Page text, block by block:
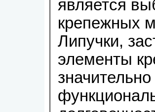
является
крепежных
Липучки,
элементы